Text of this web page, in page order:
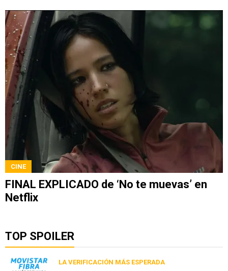
CINE
FINAL EXPLICADO de ‘No te muevas’ en
Netflix
TOP SPOILER
LA VERIFICACIÓN MÁS ESPERADA